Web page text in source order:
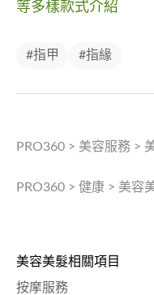
等多樣款式介紹
#指甲 #指緣
PRO360 > 美容服務 >
PRO360 > 健康 > 美容
美容美髮相關項目
按摩服務